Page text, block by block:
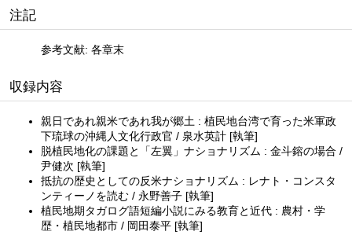
注記
参考文献: 各章末
収録内容
親日であれ親米であれ我が郷土 : 植民地台湾で育った米軍政
下琉球の沖縄人文化行政官 / 泉水英計 [執筆]
脱植民地化の課題と「左翼」ナショナリズム : 金斗鎔の場合 /
尹健次 [執筆]
抵抗の歴史としての反米ナショナリズム : レナト・コンスタ
ンティーノを読む / 永野善子 [執筆]
植民地期タガログ語短編小説にみる教育と近代 : 農村・学
歴・植民地都市 / 岡田泰平 [執筆]